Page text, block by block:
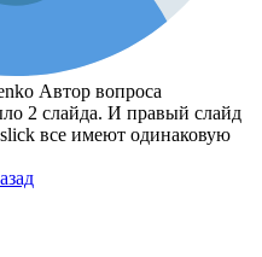
Автор вопроса
2 слайда. И правый слайд
все имеют одинаковую